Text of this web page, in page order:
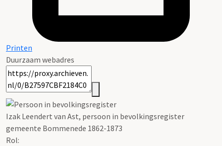
Printen
Duurzaam webadres
Izak Leendert van Ast, persoon in bevolkingsregister
gemeente Bommenede 1862-1873
Rol: